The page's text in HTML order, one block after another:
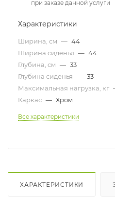
при заказе данной услуги
Характеристики
Ширина, см — 44
Ширина сиденья — 44
Глубина, см — 33
Глубина сиденья — 33
Максимальная нагрузка, кг
Каркас — Хром
Все характеристики
ХАРАКТЕРИСТИКИ